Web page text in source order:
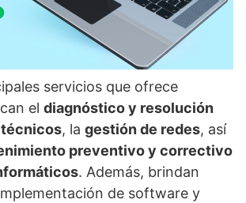
servicios que ofrece
el diagnóstico y resolución
técnicos, la gestión de redes, así
preventivo y correctivo
. Además, brindan
de software y